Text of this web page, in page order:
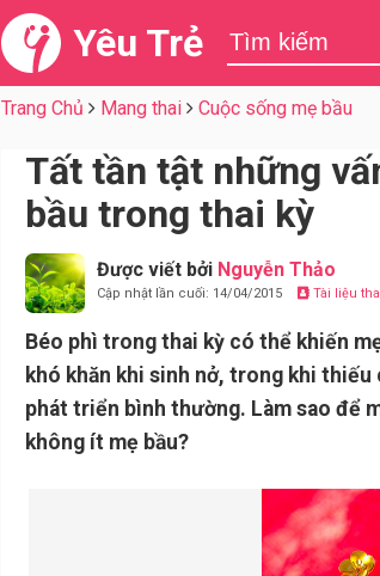
Yêu Trẻ
Trang Chủ Mang thai Cuộc sống mẹ bầu
Tất tần tật những
bầu trong thai kỳ
Được viết bởi Nguyễn Thảo
Cập nhật lần cuối: 14/04/2015 Tài liệu
Béo phì trong thai kỳ có thể khiến
khó khăn khi sinh nở, trong khi
phát triển bình thường. Làm sao để
không ít mẹ bầu?